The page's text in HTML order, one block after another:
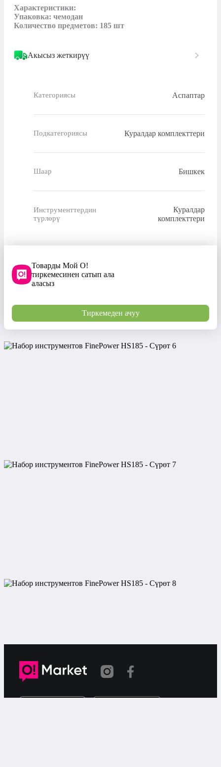
Характеристики:
Упаковка: чемодан
Количество предметов: 185 шт
Акысыз жеткирүү
Категориясы Аспаптар
Подкатегориясы Куралдар комплекттери
Шаар Бишкек
Инструменттердин
түрлөрү
Куралдар
комплекттери
Товарды Мой О!
тиркемесинен сатып ала
аласыз
Тиркемеден ачуу